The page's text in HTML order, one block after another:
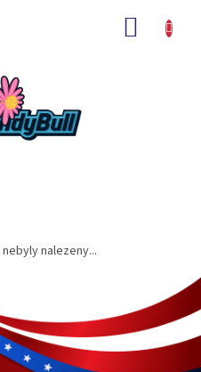
nebyly nalezeny...